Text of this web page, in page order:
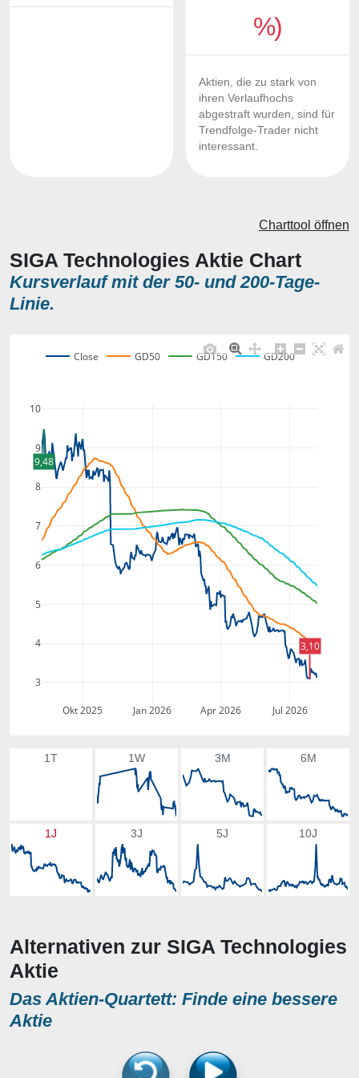
%)
Aktien, die zu stark von
ihren Verlaufhochs
abgestraft wurden, sind für
Trendfolge-Trader nicht
interessant.
SIGA Technologies Aktie Chart
Kursverlauf mit der 50- und 200-Tage-
Linie.
Charttool öffnen
Okt 2025 Jan 2026 Apr 2026 Jul 2026
3
4
5
6
7
8
9
10
Close GD50 GD150 GD200
9,48
3,10
1T 1W 3M 6M
1J 3J 5J 10J
Alternativen zur SIGA Technologies
Aktie
Das Aktien-Quartett: Finde eine bessere
Aktie